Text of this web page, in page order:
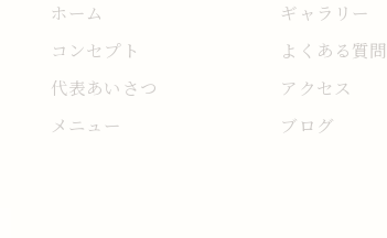
ホーム
コンセプト
代表あいさつ
メニュー
ギャラリー
よくある質問
アクセス
ブログ